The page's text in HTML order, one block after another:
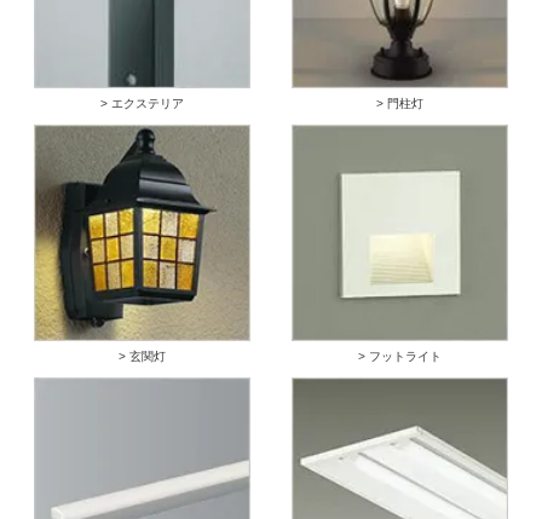
> エクステリア > 門柱灯
> 玄関灯 > フットライト